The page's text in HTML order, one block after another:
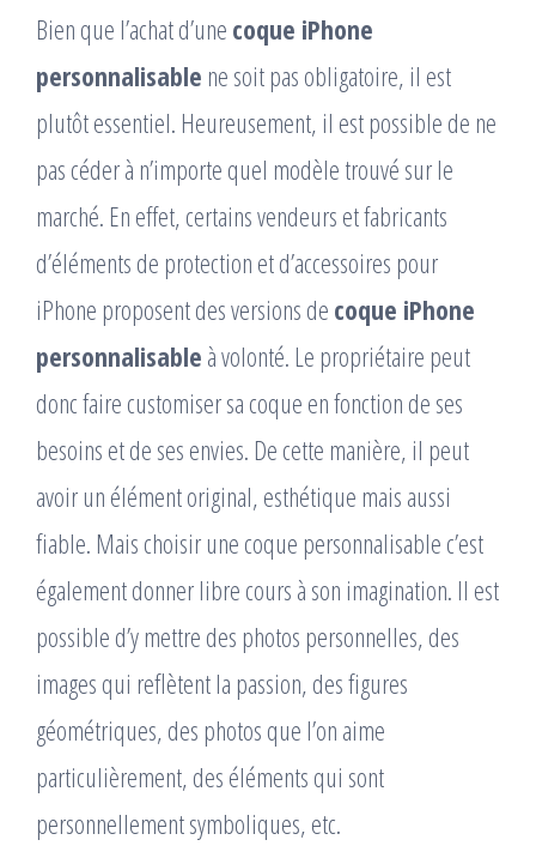
Bien que l’achat d’une coque iPhone
personnalisable ne soit pas obligatoire, il est
plutôt essentiel. Heureusement, il est possible de ne
pas céder à n’importe quel modèle trouvé sur le
marché. En effet, certains vendeurs et fabricants
d’éléments de protection et d’accessoires pour
iPhone proposent des versions de coque iPhone
personnalisable à volonté. Le propriétaire peut
donc faire customiser sa coque en fonction de ses
besoins et de ses envies. De cette manière, il peut
avoir un élément original, esthétique mais aussi
fiable. Mais choisir une coque personnalisable c’est
également donner libre cours à son imagination. Il est
possible d’y mettre des photos personnelles, des
images qui reflètent la passion, des figures
géométriques, des photos que l’on aime
particulièrement, des éléments qui sont
personnellement symboliques, etc.